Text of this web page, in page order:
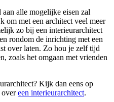
alle mogelijke eisen zal
om met een architect veel meer
zo bij een interieurarchitect
rondom de inrichting met een
over laten. Zo hou je zelf tijd
zoals het omgaan met vrienden
Kijk dan eens op
overeen interieurarchitect.